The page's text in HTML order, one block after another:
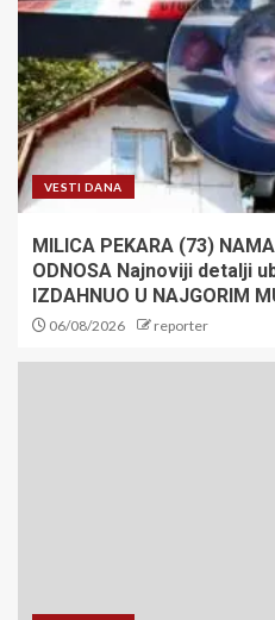
VESTI DANA
MILICA PEKARA (73)
ODNOSA Najnoviji detalji
IZDAHNUO U NAJGORIM
06/08/2026 reporter